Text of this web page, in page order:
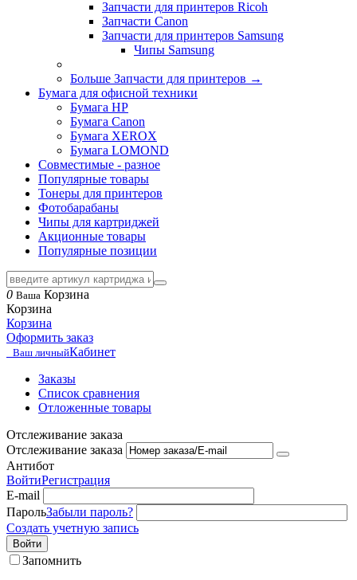
Запчасти для принтеров Ricoh
Запчасти Canon
Запчасти для принтеров Samsung
Чипы Samsung
Больше Запчасти для принтеров →
Бумага для офисной техники
Бумага HP
Бумага Canon
Бумага XEROX
Бумага LOMOND
Совместимые - разное
Популярные товары
Тонеры для принтеров
Фотобарабаны
Чипы для картриджей
Акционные товары
Популярные позиции
0 Ваша Корзина
Корзина
Корзина
Оформить заказ
Ваш личныйКабинет
Заказы
Список сравнения
Отложенные товары
Отслеживание заказа
Отслеживание заказа
Антибот
ВойтиРегистрация
E-mail
ПарольЗабыли пароль?
Создать учетную запись
Войти
Запомнить